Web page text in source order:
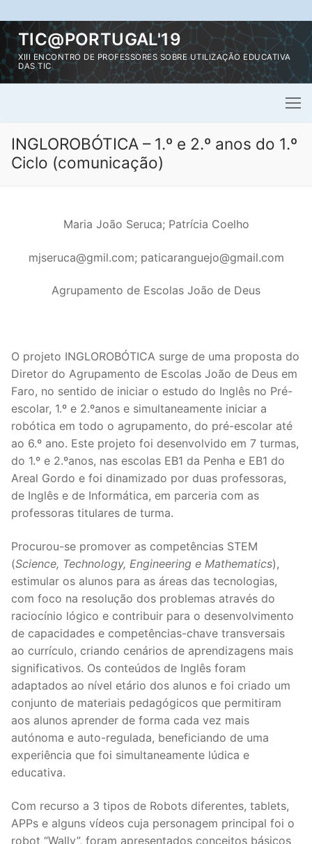
Saltar
para
conteúdo
TIC@PORTUGAL'19
XIII ENCONTRO DE PROFESSORES SOBRE UTILIZAÇÃO EDUCATIVA
DAS TIC
INGLOROBÓTICA – 1.º e 2.º anos do 1.º
Ciclo (comunicação)
Maria João Seruca; Patrícia Coelho
mjseruca@gmil.com; paticaranguejo@gmail.com
Agrupamento de Escolas João de Deus
O projeto INGLOROBÓTICA surge de uma proposta do
Diretor do Agrupamento de Escolas João de Deus em
Faro, no sentido de iniciar o estudo do Inglês no Pré-
escolar, 1.º e 2.ºanos e simultaneamente iniciar a
robótica em todo o agrupamento, do pré-escolar até
ao 6.º ano. Este projeto foi desenvolvido em 7 turmas,
do 1.º e 2.ºanos, nas escolas EB1 da Penha e EB1 do
Areal Gordo e foi dinamizado por duas professoras,
de Inglês e de Informática, em parceria com as
professoras titulares de turma.
Procurou-se promover as competências STEM
(Science, Technology, Engineering e Mathematics),
estimular os alunos para as áreas das tecnologias,
com foco na resolução dos problemas através do
raciocínio lógico e contribuir para o desenvolvimento
de capacidades e competências-chave transversais
ao currículo, criando cenários de aprendizagens mais
significativos. Os conteúdos de Inglês foram
adaptados ao nível etário dos alunos e foi criado um
conjunto de materiais pedagógicos que permitiram
aos alunos aprender de forma cada vez mais
autónoma e auto-regulada, beneficiando de uma
experiência que foi simultaneamente lúdica e
educativa.
Com recurso a 3 tipos de Robots diferentes, tablets,
APPs e alguns vídeos cuja personagem principal foi o
robot “Wally”, foram apresentados conceitos básicos